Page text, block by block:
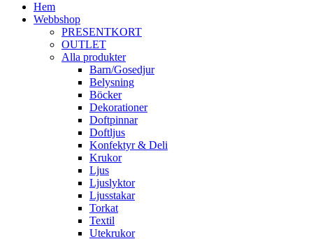
Hem
Webbshop
PRESENTKORT
OUTLET
Alla produkter
Barn/Gosedjur
Belysning
Böcker
Dekorationer
Doftpinnar
Doftljus
Konfektyr & Deli
Krukor
Ljus
Ljuslyktor
Ljusstakar
Torkat
Textil
Utekrukor